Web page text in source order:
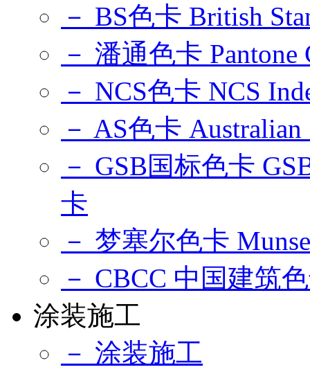
－ BS色卡 British
－ 潘通色卡 Pantone
－ NCS色卡 NCS
－ AS色卡
－ GSB国标色卡
卡
－ 梦塞尔色卡
－ CBCC 中国建筑
涂装施工
－ 涂装施工